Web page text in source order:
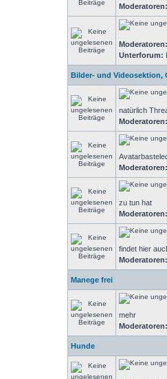
Moderatoren:
Moderatoren:
Unterforum:
Bilder- und Videosektion,
natürlich
Moderatoren:
Moderatoren:
zu tun hat
Moderatoren:
findet hier
Moderatoren:
Manege frei
mehr
Moderatoren:
Hunde